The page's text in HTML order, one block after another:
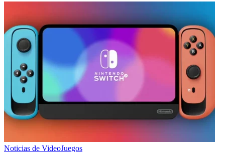
Noticias de VideoJuegos